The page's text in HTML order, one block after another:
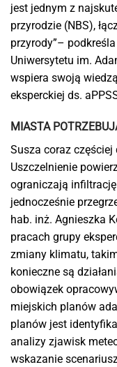
jest jednym z
przyrodzie (NBS),
przyrody”–
Uniwersytetu im.
wspiera swoją
eksperckiej ds.
MIASTA
Susza coraz
Uszczelnienie
ograniczają
jednocześnie
hab. inż. Agnieszka
pracach grupy
zmiany klimatu,
konieczne są
obowiązek
miejskich planów
planów jest
analizy zjawisk
wskazanie